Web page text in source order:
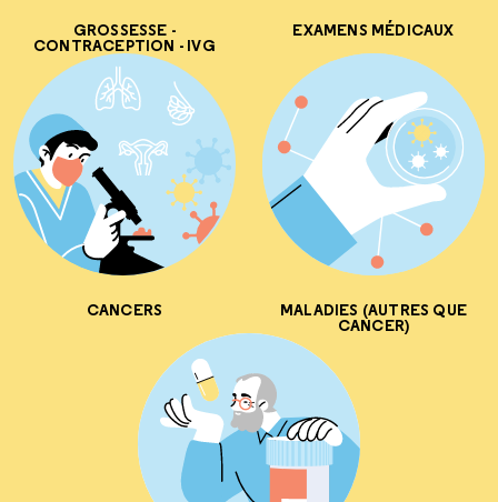
GROSSESSE -
CONTRACEPTION - IVG
EXAMENS MÉDICAUX
CANCERS MALADIES (AUTRES QUE
CANCER)